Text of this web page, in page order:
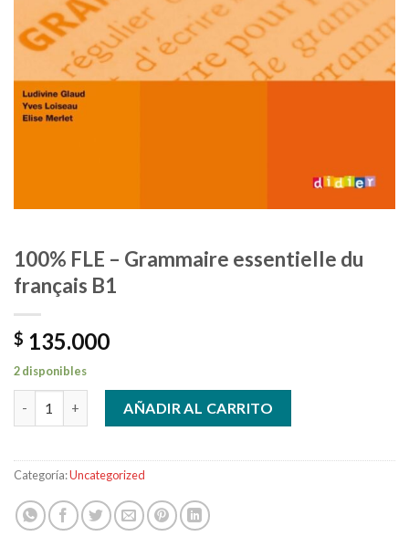
100% FLE – Grammaire essentielle du
français B1
$ 135.000
2 disponibles
100% FLE – Grammaire essentielle du français B1 cantidad
AÑADIR AL CARRITO
Categoría:Uncategorized